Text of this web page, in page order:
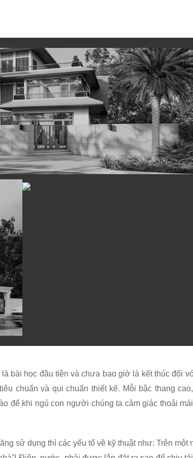
bài học đầu tiên và chưa bao giờ là kết thúc đối
chuẩn và qui chuẩn thiết kế. Mỗi bậc thang
để khi ngủ con người chúng ta cảm giác thoải
sử dụng thì các yếu tố về kỹ thuật như: Trên